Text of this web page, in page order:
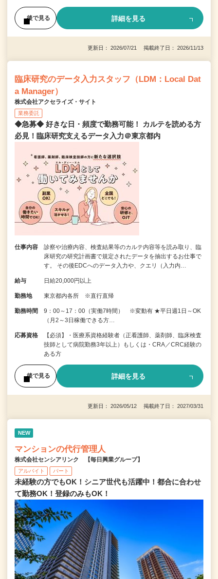
後で見る 詳細を見る
更新日： 2026/07/21 掲載終了日： 2026/11/13
臨床研究のデータ入力スタッフ（LDM：Local Dat
a Manager）
株式会社アクセライズ・サイト
業務委託
◆急募◆ 好きな日・頻度で勤務可能！ カルテを読める方
必見！臨床研究支えるデータ入力＠東京都内
仕事内容
診察や治療内容、検査結果等のカルテ内容等を読み取り、臨
床研究の研究計画書で規定されたデータを抽出するお仕事で
す。 その後EDCへのデータ入力や、クエリ（入力内…
給与 日給20,000円以上
勤務地 東京都内各所 ※直行直帰
勤務時間
9：00～17：00（実働7時間） ※変動有 ★平日週1日～OK
（月2～3日稼働できる方…
応募資格
【必須】・医療系資格経験者（正看護師、薬剤師、臨床検査
技師として病院勤務3年以上）もしくは・CRA／CRC経験の
ある方
後で見る 詳細を見る
更新日： 2026/05/12 掲載終了日： 2027/03/31
NEW
マンションの代行管理人
株式会社センシアリンク 【毎日興業グループ】
アルバイト パート
未経験の方でもOK！シニア世代も活躍中！都合に合わせ
て勤務OK！登録のみもOK！